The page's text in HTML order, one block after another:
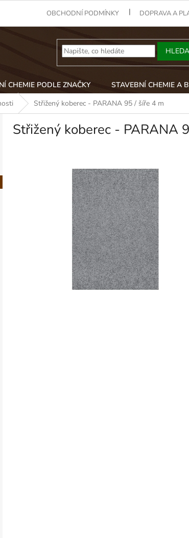
OBCHODNÍ PODMÍNKY DOPRAVA A
CHEMIE PODLE ZNAČKY STAVEBNÍ CHEMIE A
Střižený koberec - PARANA 95 / šíře 4 m
Střižený koberec - PARANA